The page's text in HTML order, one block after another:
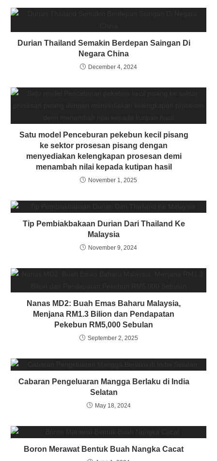
Durian Thailand Semakin Berdepan Saingan Di
Negara China
December 4, 2024
Satu model Penceburan pekebun kecil pisang
ke sektor prosesan pisang dengan
menyediakan kelengkapan prosesan demi
menambah nilai kepada kutipan hasil
November 1, 2025
Tip Pembiakbakaan Durian Dari Thailand Ke
Malaysia
November 9, 2024
Nanas MD2: Buah Emas Baharu Malaysia,
Menjana RM1.3 Bilion dan Pendapatan
Pekebun RM5,000 Sebulan
September 2, 2025
Cabaran Pengeluaran Mangga Berlaku di India
Selatan
May 18, 2024
Boron Merawat Bentuk Buah Nangka Cacat